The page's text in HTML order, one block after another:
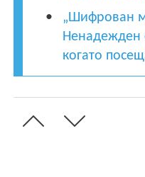
„Шифрован
Ненадежден
когато